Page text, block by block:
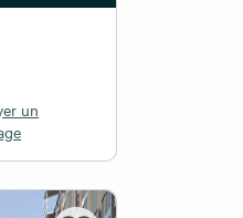
un